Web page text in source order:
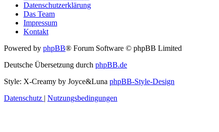
Datenschutzerklärung
Das Team
Impressum
Kontakt
Powered by phpBB® Forum Software © phpBB Limited
Deutsche Übersetzung durch phpBB.de
Style: X-Creamy by Joyce&Luna phpBB-Style-Design
Datenschutz | Nutzungsbedingungen